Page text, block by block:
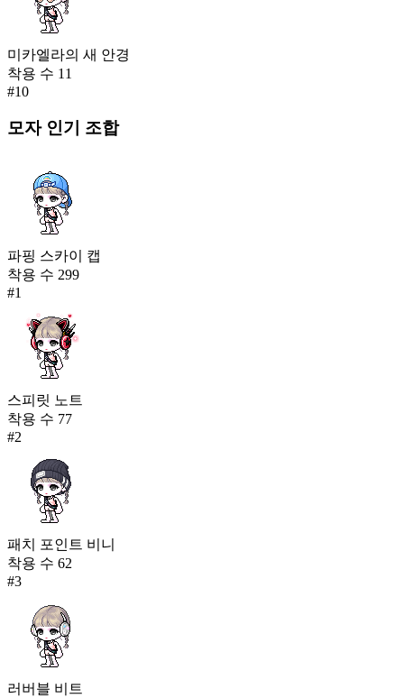
미카엘라의 새 안경
착용 수 11
#10
모자인기 조합
파핑 스카이 캡
착용 수 299
#1
스피릿 노트
착용 수 77
#2
패치 포인트 비니
착용 수 62
#3
러버블 비트